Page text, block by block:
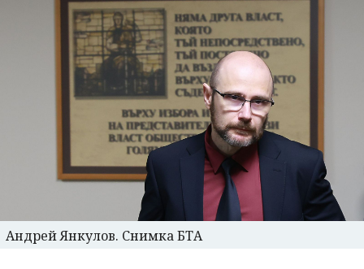
Андрей Янкулов. Снимка БТА